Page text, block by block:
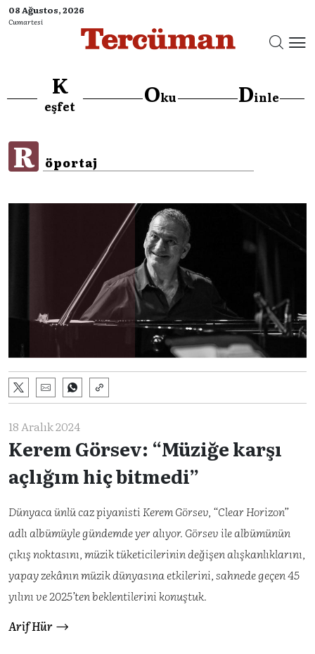
08 Ağustos, 2026
Cumartesi
K
eşfet Oku Dinle
R öportaj
18 Aralık 2024
Kerem Görsev: “Müziğe karşı
açlığım hiç bitmedi”
Dünyaca ünlü caz piyanisti Kerem Görsev, “Clear Horizon”
adlı albümüyle gündemde yer alıyor. Görsev ile albümünün
çıkış noktasını, müzik tüketicilerinin değişen alışkanlıklarını,
yapay zekânın müzik dünyasına etkilerini, sahnede geçen 45
yılını ve 2025’ten beklentilerini konuştuk.
Arif Hür